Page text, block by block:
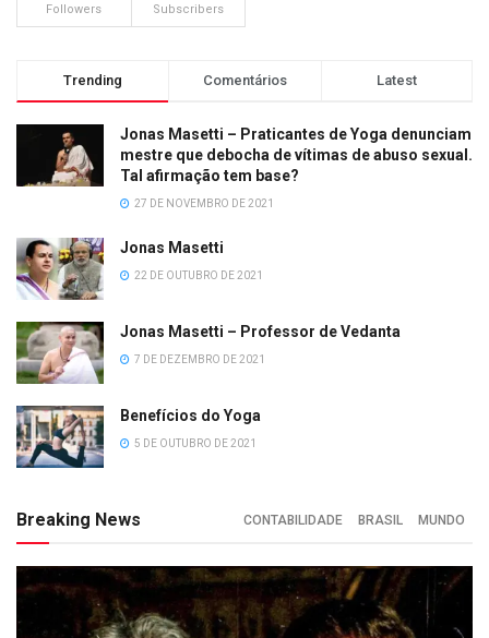
Followers Subscribers
Trending Comentários Latest
Jonas Masetti – Praticantes de Yoga denunciam
mestre que debocha de vítimas de abuso sexual.
Tal afirmação tem base?
27 DE NOVEMBRO DE 2021
Jonas Masetti
22 DE OUTUBRO DE 2021
Jonas Masetti – Professor de Vedanta
7 DE DEZEMBRO DE 2021
Benefícios do Yoga
5 DE OUTUBRO DE 2021
Breaking News CONTABILIDADE BRASIL MUNDO